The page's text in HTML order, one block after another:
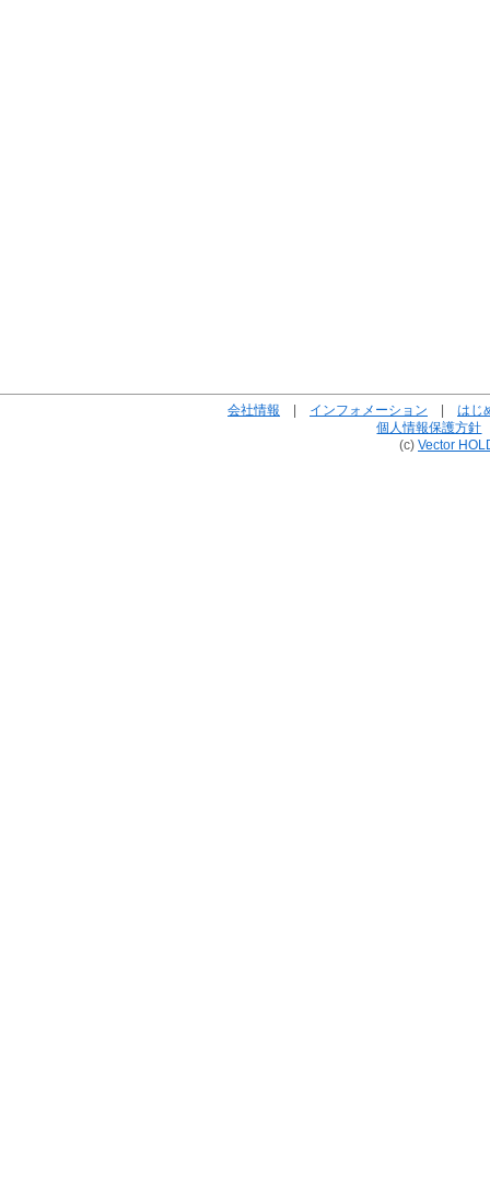
会社情報 | インフォメーション | はじ
個人情報保護方針
(c) Vector